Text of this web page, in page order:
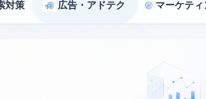
対策 広告・アドテク